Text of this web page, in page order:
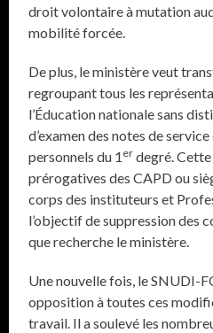
droit volontaire à mutation
mobilité forcée.
De plus, le ministère veut
regroupant tous les
l’Éducation nationale sans
d’examen des notes de
personnels du 1 er degré. Cette
prérogatives des CAPD ou
corps des instituteurs et
l’objectif de suppression des
que recherche le ministère.
Une nouvelle fois, le SNUDI-
opposition à toutes ces
travail. Il a soulevé les